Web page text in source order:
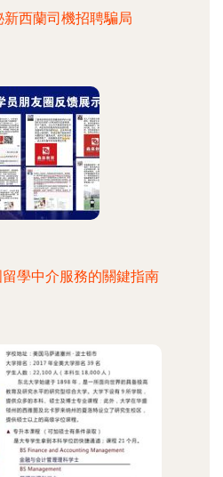
西蘭司機招聘騙局
學中介服務的關鍵指南